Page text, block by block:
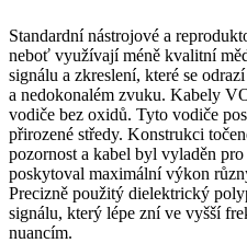
Standardní nástrojové a
neboť využívají méně kvalitní
signálu a zkreslení, které se
a nedokonalém zvuku. Kabely
vodiče bez oxidů. Tyto vodiče
přirozené středy. Konstrukci
pozornost a kabel byl vyladěn
poskytoval maximální výkon
Precizně použitý dielektrický
signálu, který lépe zní ve vyšší
nuancím.